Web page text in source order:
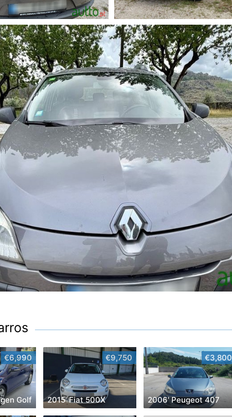
€6,990
Golf
€9,750
2015' Fiat 500X
€3,800
2006' Peugeot 407